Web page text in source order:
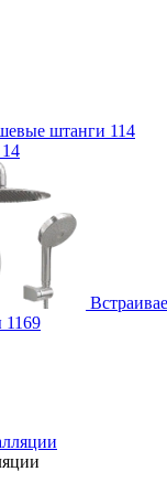
штанги 114
14
1169